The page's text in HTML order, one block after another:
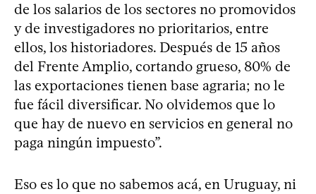
de los salarios de los sectores no promovidos
y de investigadores no prioritarios, entre
ellos, los historiadores. Después de 15 años
del Frente Amplio, cortando grueso, 80% de
las exportaciones tienen base agraria; no le
fue fácil diversificar. No olvidemos que lo
que hay de nuevo en servicios en general no
paga ningún impuesto”.
Eso es lo que no sabemos acá, en Uruguay, ni